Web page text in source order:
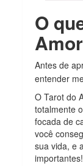
O
Antes de
entender
O Tarot do
totalmente
focada de
você
sua vida, e
importantes!